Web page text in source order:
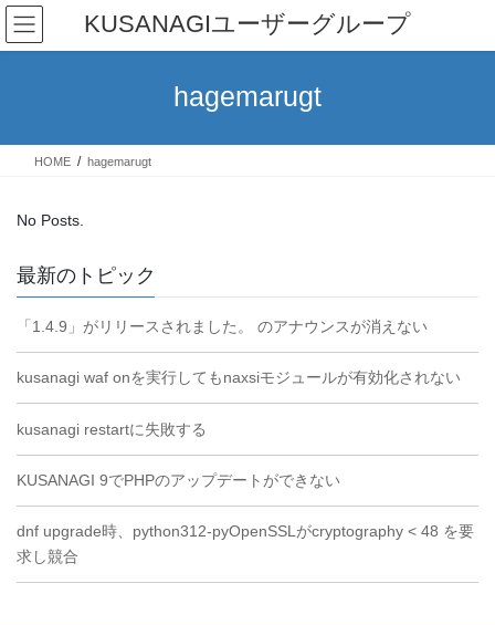
Skip
the
Skip
the
KUSANAGIユーザーグループ
hagemarugt
HOME hagemarugt
No Posts.
最新のトピック
「1.4.9」がリリースされました。 のアナウンスが消えない
kusanagi waf onを実行してもnaxsiモジュールが有効化されない
kusanagi restartに失敗する
KUSANAGI 9でPHPのアップデートができない
dnf upgrade時、python312-pyOpenSSLがcryptography < 48 を要
求し競合